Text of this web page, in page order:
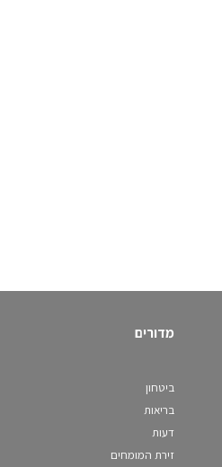
מדורים
ביטחון
בריאות
דעות
זירת המומחים